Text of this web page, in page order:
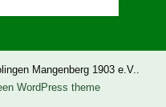
Mangenberg 1903 e.V..
WordPress theme